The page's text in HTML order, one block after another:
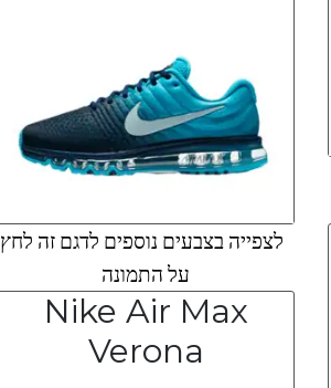
לצפייה בצבעים נוספים לדגם זה לחץ
על התמונה
Nike Air Max
Verona